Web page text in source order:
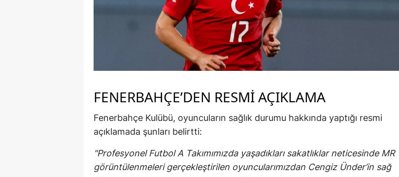
Malatya
Manisa
Kahramanmaraş
Mardin
Muğla
Muş
Niğde
FENERBAHÇE’DEN RESMI AÇIKLAMA
Fenerbahçe Kulübü, oyuncuların sağlık durumu hakkında yaptığı resmi
açıklamada şunları belirtti:
"Profesyonel Futbol A Takımımızda yaşadıkları sakatlıklar neticesinde MR
görüntülenmeleri gerçekleştirilen oyuncularımızdan Cengiz Ünder’in sağ